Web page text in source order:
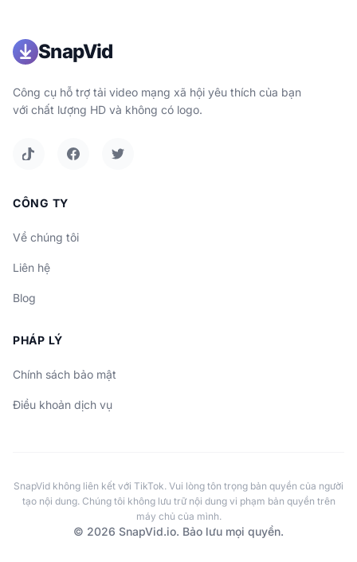
SnapVid
Công cụ hỗ trợ tải video mạng xã hội yêu thích của bạn
với chất lượng HD và không có logo.
CÔNG TY
Về chúng tôi
Liên hệ
Blog
PHÁP LÝ
Chính sách bảo mật
Điều khoản dịch vụ
© 2026 SnapVid.io. Bảo lưu mọi quyền.
SnapVid không liên kết với TikTok. Vui lòng tôn trọng bản quyền của người
tạo nội dung. Chúng tôi không lưu trữ nội dung vi phạm bản quyền trên
máy chủ của mình.